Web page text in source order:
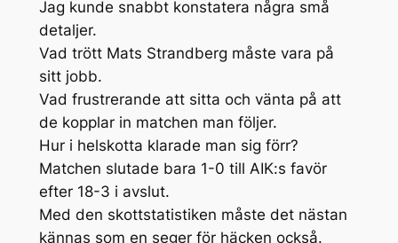
Jag kunde snabbt konstatera några små
detaljer.
Vad trött Mats Strandberg måste vara på
sitt jobb.
Vad frustrerande att sitta och vänta på att
de kopplar in matchen man följer.
Hur i helskotta klarade man sig förr?
Matchen slutade bara 1-0 till AIK:s favör
efter 18-3 i avslut.
Med den skottstatistiken måste det nästan
kännas som en seger för häcken också.